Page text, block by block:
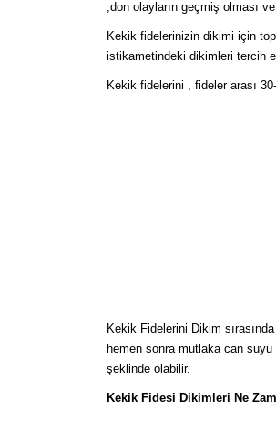
,don olayların geçmiş olması
Kekik fidelerinizin dikimi için
istikametindeki dikimleri tercih
Kekik fidelerini , fideler arası
Kekik Fidelerini Dikim
hemen sonra mutlaka can suyu
şeklinde olabilir.
Kekik Fidesi Dikimleri Ne